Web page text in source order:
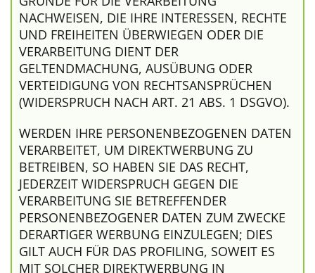
NACHWEISEN, DIE IHRE INTERESSEN, RECHTE
UND FREIHEITEN ÜBERWIEGEN ODER DIE
VERARBEITUNG DIENT DER
GELTENDMACHUNG, AUSÜBUNG ODER
VERTEIDIGUNG VON RECHTSANSPRÜCHEN
(WIDERSPRUCH NACH ART. 21 ABS. 1 DSGVO).
WERDEN IHRE PERSONENBEZOGENEN DATEN
VERARBEITET, UM DIREKTWERBUNG ZU
BETREIBEN, SO HABEN SIE DAS RECHT,
JEDERZEIT WIDERSPRUCH GEGEN DIE
VERARBEITUNG SIE BETREFFENDER
PERSONENBEZOGENER DATEN ZUM ZWECKE
DERARTIGER WERBUNG EINZULEGEN; DIES
GILT AUCH FÜR DAS PROFILING, SOWEIT ES
MIT SOLCHER DIREKTWERBUNG IN